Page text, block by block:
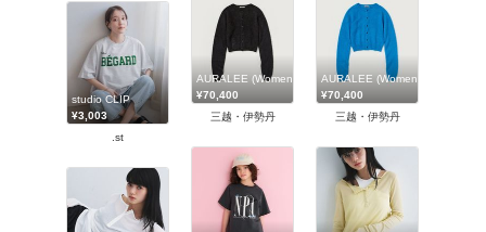
AURALEE (Women)/オーラリー
¥70,400
三越・伊勢丹
AURALEE (Women)/オーラリー
¥70,400
三越・伊勢丹
studio CLIP
¥3,003
.st